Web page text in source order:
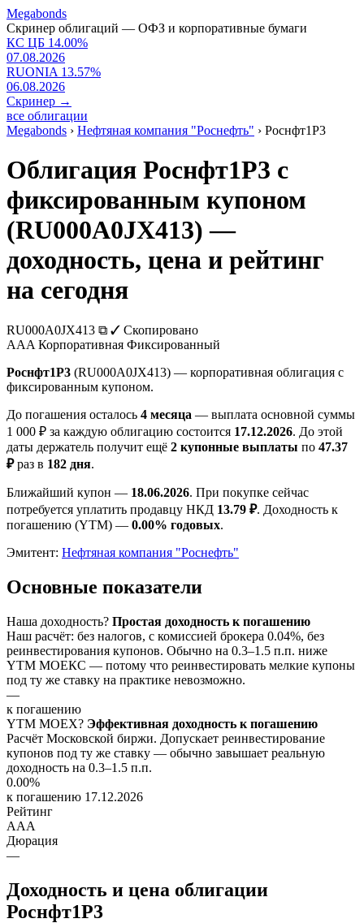
Megabonds
Скринер облигаций — ОФЗ и корпоративные бумаги
КС ЦБ 14.00%
07.08.2026
RUONIA 13.57%
06.08.2026
Скринер →
все облигации
Megabonds › Нефтяная компания "Роснефть" › Роснфт1P3
Облигация Роснфт1P3 с
фиксированным купоном
(RU000A0JX413) —
доходность, цена и рейтинг
на сегодня
RU000A0JX413 ⧉ ✓ Скопировано
AAA Корпоративная Фиксированный
Роснфт1P3 (RU000A0JX413) — корпоративная облигация с
фиксированным купоном.
До погашения осталось 4 месяца — выплата основной суммы
1 000 ₽ за каждую облигацию состоится 17.12.2026. До этой
даты держатель получит ещё 2 купонные выплаты по 47.37
₽раз в 182 дня.
Ближайший купон — 18.06.2026. При покупке сейчас
потребуется уплатить продавцу НКД 13.79 ₽. Доходность к
погашению (YTM) — 0.00% годовых.
Эмитент: Нефтяная компания "Роснефть"
Основные показатели
Наша доходность? Простая доходность к погашению
Наш расчёт: без налогов, с комиссией брокера 0.04%, без
реинвестирования купонов. Обычно на 0.3–1.5 п.п. ниже
YTM МОЕКС — потому что реинвестировать мелкие купоны
под ту же ставку на практике невозможно.
—
к погашению
YTM MOEX? Эффективная доходность к погашению
Расчёт Московской биржи. Допускает реинвестирование
купонов под ту же ставку — обычно завышает реальную
доходность на 0.3–1.5 п.п.
0.00%
к погашению 17.12.2026
Рейтинг
AAA
Дюрация
—
Доходность и цена облигации
Роснфт1P3